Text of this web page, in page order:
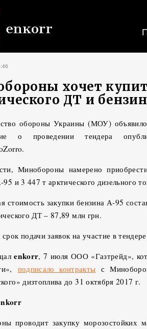
хочет
ДТ и
обороны Украины (МОУ)
о проведении тендера
Минобороны намерено
и 3 447 т арктического дизельного
стоимость закупки бензина А-95
ДТ – 87,89 млн грн.
подачи заявок на участие в
enkorr, 7 июля ООО «Газтрейд»,
подписало контракты с
дизтоплива до 31 октября 2017 г.
проводит закупку